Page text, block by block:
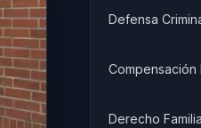
Defensa
Compensación
Derecho